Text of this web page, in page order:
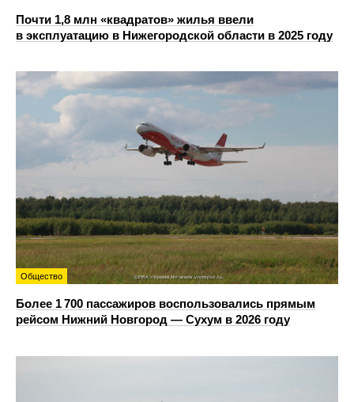
Почти 1,8 млн «квадратов» жилья ввели
в эксплуатацию в Нижегородской области в 2025 году
Общество
Более 1 700 пассажиров воспользовались прямым
рейсом Нижний Новгород — Сухум в 2026 году